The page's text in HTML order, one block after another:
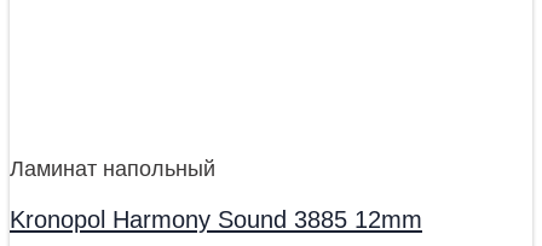
Ламинат напольный
Kronopol Harmony Sound 3885 12mm